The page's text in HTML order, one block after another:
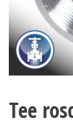
Tee